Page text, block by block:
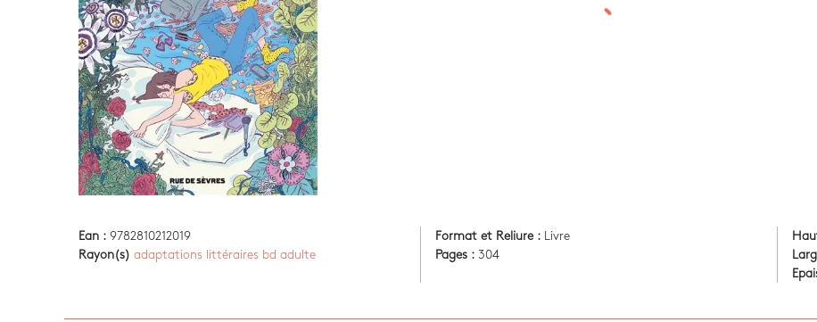
Ean : 9782810212019
Rayon(s) adaptations littéraires bd adulte
Format et Reliure :
Livre
Pages : 304